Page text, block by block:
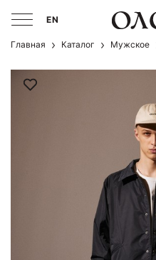
EN
Главная Каталог Мужcкое